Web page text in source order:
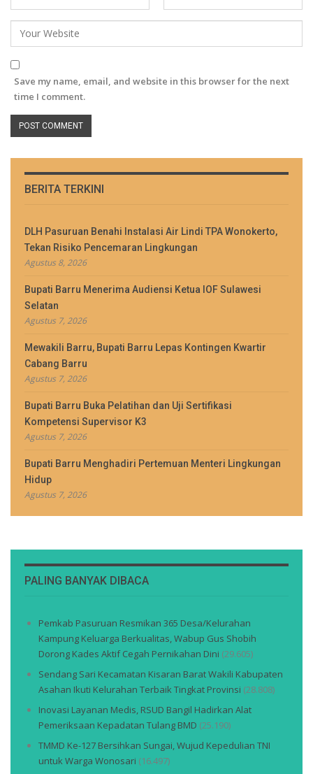
Save my name, email, and website in this browser for the next
time I comment.
BERITA TERKINI
DLH Pasuruan Benahi Instalasi Air Lindi TPA Wonokerto,
Tekan Risiko Pencemaran Lingkungan
Agustus 8, 2026
Bupati Barru Menerima Audiensi Ketua IOF Sulawesi
Selatan
Agustus 7, 2026
Mewakili Barru, Bupati Barru Lepas Kontingen Kwartir
Cabang Barru
Agustus 7, 2026
Bupati Barru Buka Pelatihan dan Uji Sertifikasi
Kompetensi Supervisor K3
Agustus 7, 2026
Bupati Barru Menghadiri Pertemuan Menteri Lingkungan
Hidup
Agustus 7, 2026
PALING BANYAK DIBACA
Pemkab Pasuruan Resmikan 365 Desa/Kelurahan
Kampung Keluarga Berkualitas, Wabup Gus Shobih
Dorong Kades Aktif Cegah Pernikahan Dini (29.605)
Sendang Sari Kecamatan Kisaran Barat Wakili Kabupaten
Asahan Ikuti Kelurahan Terbaik Tingkat Provinsi (28.808)
Inovasi Layanan Medis, RSUD Bangil Hadirkan Alat
Pemeriksaan Kepadatan Tulang BMD (25.190)
TMMD Ke-127 Bersihkan Sungai, Wujud Kepedulian TNI
untuk Warga Wonosari (16.497)